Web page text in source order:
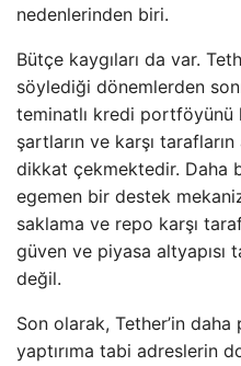
nedenlerinden biri.
Bütçe kaygıları da var.
söylediği dönemlerden
teminatlı kredi portföyünü
şartların ve karşı
dikkat çekmektedir. Daha
egemen bir destek
saklama ve repo karşı
güven ve piyasa altyapısı
değil.
Son olarak, Tether’in
yaptırıma tabi adreslerin